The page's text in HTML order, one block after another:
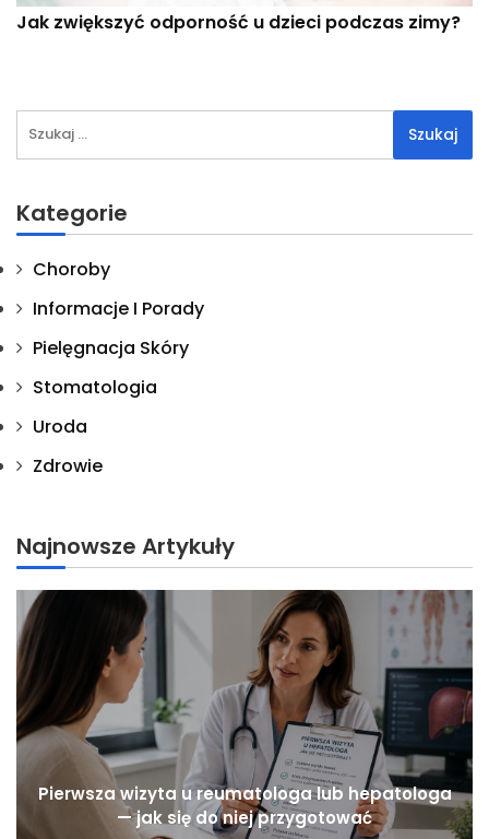
Jak zwiększyć odporność u dzieci podczas zimy?
Kategorie
Choroby
Informacje I Porady
Pielęgnacja Skóry
Stomatologia
Uroda
Zdrowie
Najnowsze Artykuły
Pierwsza wizyta u reumatologa lub hepatologa
— jak się do niej przygotować